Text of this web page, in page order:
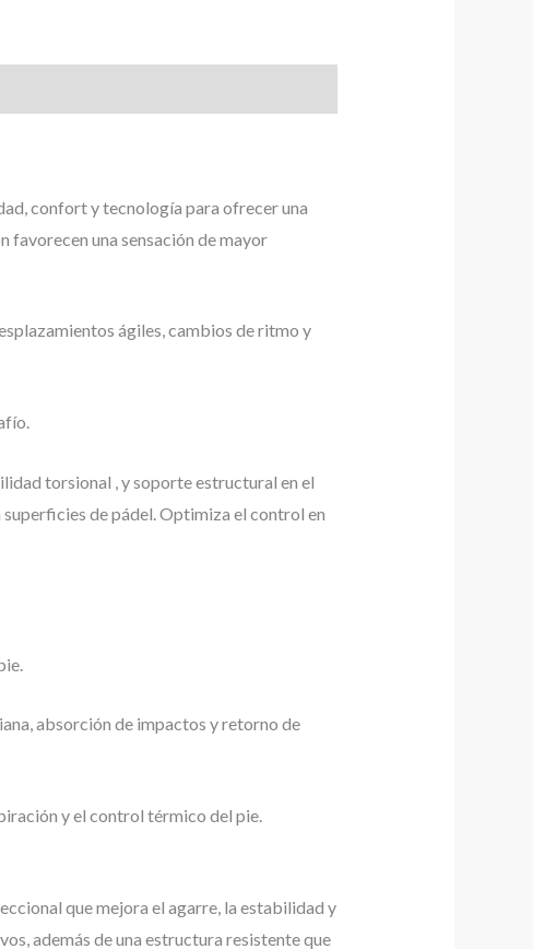
confort y tecnología para ofrecer una
favorecen una sensación de mayor
ágiles, cambios de ritmo y
torsional , y soporte estructural en el
de pádel. Optimiza el control en
absorción de impactos y retorno de
y el control térmico del pie.
que mejora el agarre, la estabilidad y
además de una estructura resistente que